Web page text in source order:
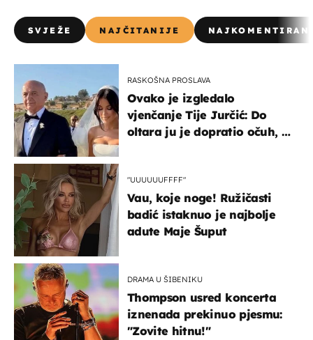
SVJEŽE NAJČITANIJE
RASKOŠNA PROSLAVA
Ovako je izgledalo
vjenčanje Tije Jurčić: Do
oltara ju je dopratio očuh, a
"UUUUUUFFFF"
Vau, koje noge! Ružičasti
badić istaknuo je najbolje
adute Maje Šuput
DRAMA U ŠIBENIKU
Thompson usred koncerta
iznenada prekinuo pjesmu:
"Zovite hitnu!"